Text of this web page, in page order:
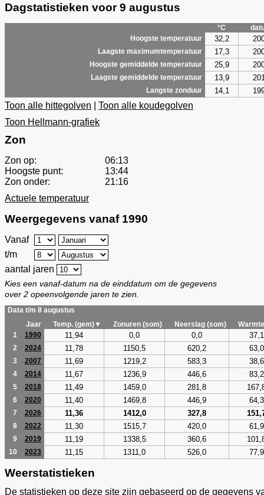
Dagstatistieken voor 9 augustus
°C
Hoogste temperatuur
32,2
Laagste maximumtemperatuur 17,3
Hoogste gemiddelde temperatuur 25,9
Laagste gemiddelde temperatuur 13,9
Langste zonduur 14,1
Toon alle hittegolven
Toon alle koudegolven
Toon Hellmann-grafiek
Zon
Zon op:
06:13
Hoogste punt:
13:44
Zon onder:
21:16
Actuele temperatuur
Weergegevens vanaf 1990
Vanaf
t/m
aantal jaren
Kies een vanaf-datum na de einddatum om de gegevens
over 2 opeenvolgende jaren te zien.
Data t/m 8 augustus
Jaar
Temp. (gem)▼ Zonuren (som) Neerslag (som)
1
1990 11,94 0,0 0,0 37,1
2 2024 11,78 1150,5 620,2 63,0
3 2007 11,69 1219,2 583,3 38,6
4 2014 11,67 1236,9 446,6 83,2
5 2018 11,49 1459,0 281,8
6 2020 11,40 1469,8 446,9 64,3
7 2026 11,36 1412,0 327,8
8 2022 11,30 1515,7 420,0 61,9
9 2019 11,19 1338,5 360,6
10 2023 11,15 1311,0 526,0 77,9
Weerstatistieken
De statistieken op deze site zijn gebaseerd op de gegevens